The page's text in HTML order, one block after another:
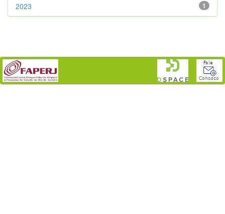
1
2023